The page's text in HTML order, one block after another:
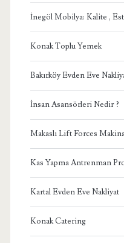
İnegöl Mobilya: Kalite ,
Konak Toplu Yemek
Bakırköy Evden Eve
İnsan Asansörleri Nedir ?
Makaslı Lift Forces
Kas Yapma Antrenman
Kartal Evden Eve Nakliyat
Konak Catering